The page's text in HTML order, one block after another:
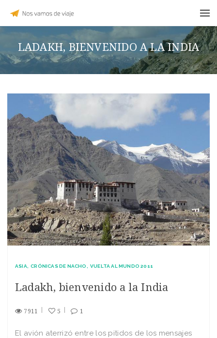
LADAKH, BIENVENIDO A LA INDIA
ASIA CRÓNICAS DE NACHO VUELTA AL MUNDO 2011
Ladakh, bienvenido a la India
7911 5 1
El avión aterrizó entre los pitidos de los mensajes